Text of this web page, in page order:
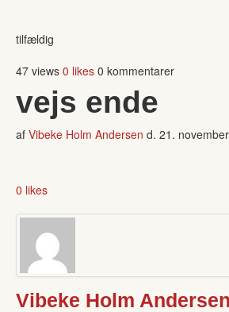
tilfældig
47 views 0 likes 0 kommentarer
vejs ende
af Vibeke Holm Andersen d. 21.
0 likes
Vibeke Holm Andersen